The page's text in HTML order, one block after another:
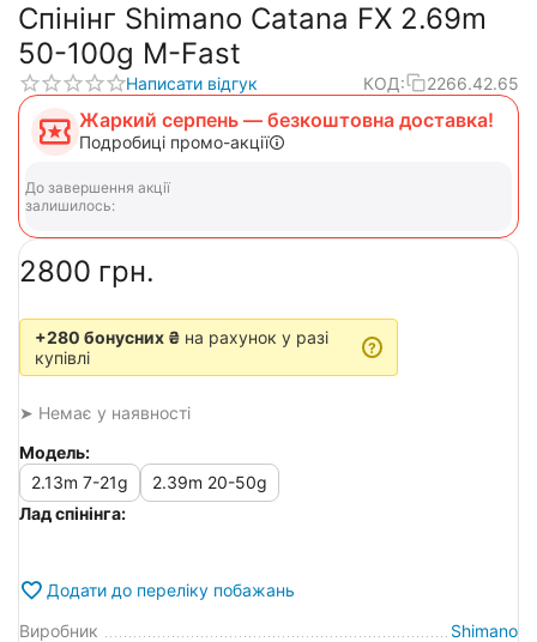
Спінінг Shimano Catana FX 2.69m
50-100g M-Fast
Написати відгук КОД: 2266.42.65
Жаркий серпень — безкоштовна доставка!
Подробиці промо-акції
До завершення акції
залишилось:
‍2800‍ грн.
+280 бонусних ₴ на рахунок у разі
купівлі
?
➤ Немає у наявності
Модель:
2.13m 7-21g
2.39m 20-50g
Лад спінінга:
Додати до переліку побажань
Виробник
Shimano